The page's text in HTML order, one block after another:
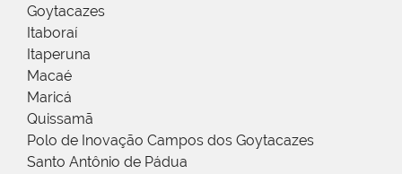
Goytacazes
Itaboraí
Itaperuna
Macaé
Maricá
Quissamã
Polo de Inovação Campos dos Goytacazes
Santo Antônio de Pádua